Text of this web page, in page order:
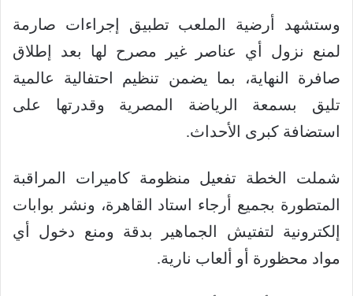
وستشهد أرضية الملعب تطبيق إجراءات صارمة
لمنع نزول أي عناصر غير مصرح لها بعد إطلاق
صافرة النهاية، بما يضمن تنظيم احتفالية عالمية
تليق بسمعة الرياضة المصرية وقدرتها على
استضافة كبرى الأحداث.
شملت الخطة تفعيل منظومة كاميرات المراقبة
المتطورة بجميع أرجاء استاد القاهرة، ونشر بوابات
إلكترونية لتفتيش الجماهير بدقة ومنع دخول أي
مواد محظورة أو ألعاب نارية.